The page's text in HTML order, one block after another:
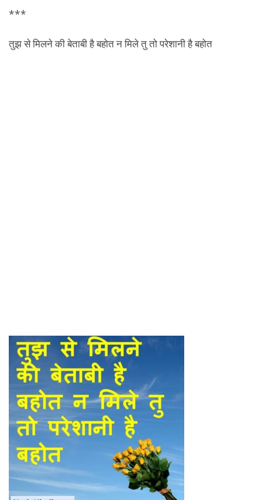
***
तुझ से मिलने की बेताबी है बहोत न मिले तु तो परेशानी है बहोत